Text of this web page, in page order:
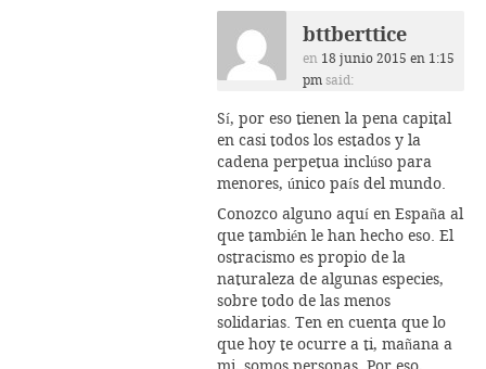
bttberttice
en 18 junio 2015 en 1:15
pm said:
Sí, por eso tienen la pena capital
en casi todos los estados y la
cadena perpetua inclúso para
menores, único país del mundo.
Conozco alguno aquí en España al
que también le han hecho eso. El
ostracismo es propio de la
naturaleza de algunas especies,
sobre todo de las menos
solidarias. Ten en cuenta que lo
que hoy te ocurre a ti, mañana a